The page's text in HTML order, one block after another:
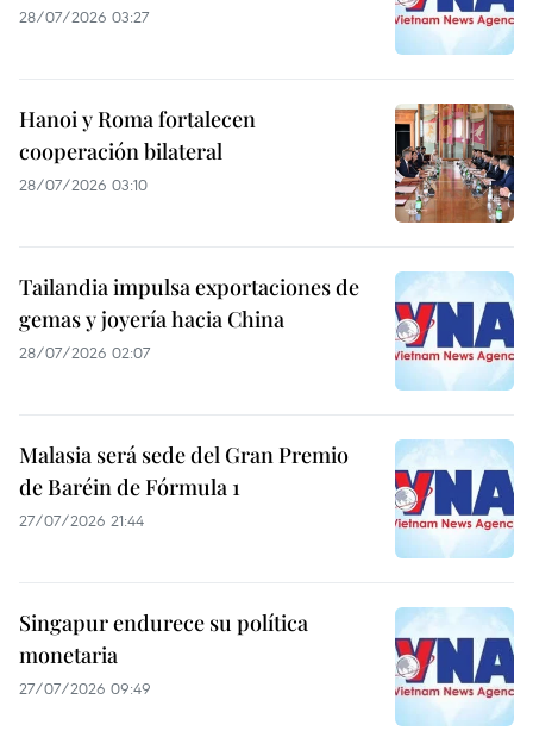
28/07/2026 03:27
Hanoi y Roma fortalecen
cooperación bilateral
28/07/2026 03:10
Tailandia impulsa exportaciones de
gemas y joyería hacia China
28/07/2026 02:07
Malasia será sede del Gran Premio
de Baréin de Fórmula 1
27/07/2026 21:44
Singapur endurece su política
monetaria
27/07/2026 09:49